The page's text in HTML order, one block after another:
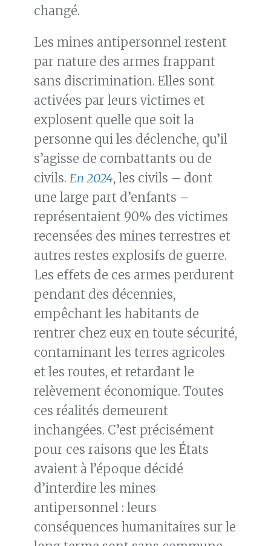
changé.
Les mines antipersonnel restent
par nature des armes frappant
sans discrimination. Elles sont
activées par leurs victimes et
explosent quelle que soit la
personne qui les déclenche, qu’il
s’agisse de combattants ou de
civils. En 2024, les civils – dont
une large part d’enfants –
représentaient 90% des victimes
recensées des mines terrestres et
autres restes explosifs de guerre.
Les effets de ces armes perdurent
pendant des décennies,
empêchant les habitants de
rentrer chez eux en toute sécurité,
contaminant les terres agricoles
et les routes, et retardant le
relèvement économique. Toutes
ces réalités demeurent
inchangées. C’est précisément
pour ces raisons que les États
avaient à l’époque décidé
d’interdire les mines
antipersonnel : leurs
conséquences humanitaires sur le